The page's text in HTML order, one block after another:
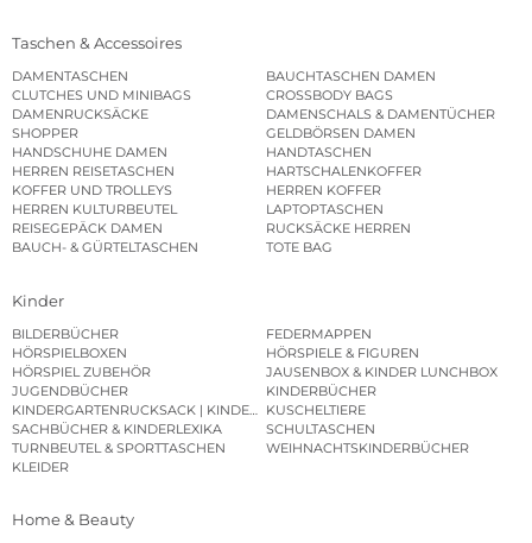
Taschen & Accessoires
DAMENTASCHEN
BAUCHTASCHEN DAMEN
CLUTCHES UND MINIBAGS
CROSSBODY BAGS
DAMENRUCKSÄCKE
DAMENSCHALS & DAMENTÜCHER
SHOPPER
GELDBÖRSEN DAMEN
HANDSCHUHE DAMEN
HANDTASCHEN
HERREN REISETASCHEN
HARTSCHALENKOFFER
KOFFER UND TROLLEYS
HERREN KOFFER
HERREN KULTURBEUTEL
LAPTOPTASCHEN
REISEGEPÄCK DAMEN
RUCKSÄCKE HERREN
BAUCH- & GÜRTELTASCHEN
TOTE BAG
Kinder
BILDERBÜCHER
FEDERMAPPEN
HÖRSPIELBOXEN
HÖRSPIELE & FIGUREN
HÖRSPIEL ZUBEHÖR
JAUSENBOX & KINDER LUNCHBOX
JUGENDBÜCHER
KINDERBÜCHER
KINDERGARTENRUCKSACK | KINDERGARTENBEUTEL
KUSCHELTIERE
SACHBÜCHER & KINDERLEXIKA
SCHULTASCHEN
TURNBEUTEL & SPORTTASCHEN
WEIHNACHTSKINDERBÜCHER
KLEIDER
Home & Beauty